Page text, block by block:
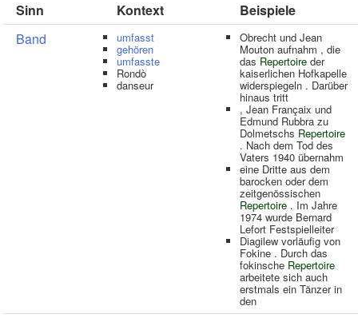
Sinn Kontext
Beispiele
Band
umfasst
gehören
umfasste
Rondò
danseur
Obrecht und Jean
Mouton aufnahm , die
das Repertoire der
kaiserlichen Hofkapelle
widerspiegeln . Darüber
hinaus tritt
, Jean Françaix und
Edmund Rubbra zu
Dolmetschs Repertoire
. Nach dem Tod des
Vaters 1940 übernahm
eine Dritte aus dem
barocken oder dem
zeitgenössischen
Repertoire . Im Jahre
1974 wurde Bernard
Lefort Festspielleiter
Diagilew vorläufig von
Fokine . Durch das
fokinsche Repertoire
arbeitete sich auch
erstmals ein Tänzer in
den